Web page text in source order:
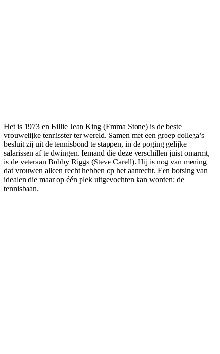
Het is 1973 en Billie Jean King (Emma Stone) is de beste
vrouwelijke tennisster ter wereld. Samen met een groep collega’s
besluit zij uit de tennisbond te stappen, in de poging gelijke
salarissen af te dwingen. Iemand die deze verschillen juist omarmt,
is de veteraan Bobby Riggs (Steve Carell). Hij is nog van mening
dat vrouwen alleen recht hebben op het aanrecht. Een botsing van
idealen die maar op één plek uitgevochten kan worden: de
tennisbaan.